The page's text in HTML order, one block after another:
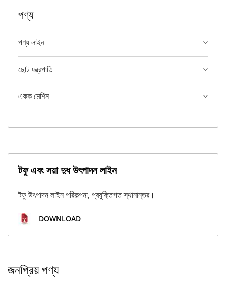
পণ্য
পণ্য লাইন
ছোট যন্ত্রপাতি
একক মেশিন
টফু এবং সয়া দুধ উৎপাদন লাইন
টফু উৎপাদন লাইন পরিকল্পনা, প্রযুক্তিগত স্থানান্তর।
DOWNLOAD
জনপ্রিয় পণ্য